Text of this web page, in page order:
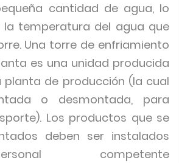
cantidad de agua, lo
la temperatura del agua que
Una torre de enfriamiento
es una unidad producida
planta de producción (la cual
o desmontada, para
Los productos que se
deben ser instalados
competente